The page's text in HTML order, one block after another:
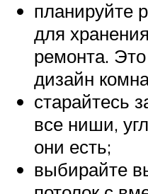
планируйте
для
ремонта.
дизайн
старайтесь
все ниши,
они есть;
выбирайте